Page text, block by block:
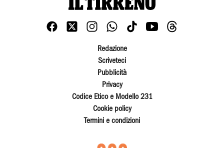
Redazione
Scriveteci
Pubblicità
Privacy
Codice Etico e Modello 231
Cookie policy
Termini e condizioni